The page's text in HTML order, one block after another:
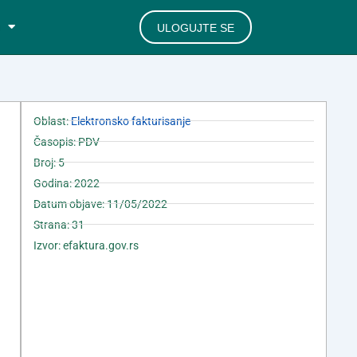
ULOGUJTE SE
Oblast:Elektronsko fakturisanje
Časopis: PDV
Broj: 5
Godina: 2022
Datum objave: 11/05/2022
Strana: 31
Izvor: efaktura.gov.rs